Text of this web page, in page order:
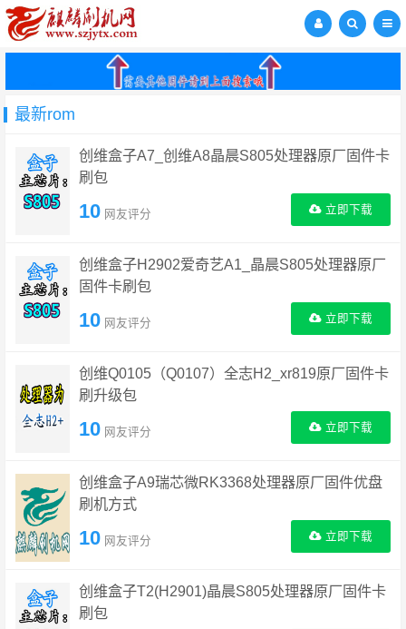
最新rom
创维盒子A7_创维A8晶晨S805处理器原厂固件卡
刷包
10 网友评分 立即下载
创维盒子H2902爱奇艺A1_晶晨S805处理器原厂
固件卡刷包
10 网友评分 立即下载
创维Q0105（Q0107）全志H2_xr819原厂固件卡
刷升级包
10 网友评分 立即下载
创维盒子A9瑞芯微RK3368处理器原厂固件优盘
刷机方式
10 网友评分 立即下载
创维盒子T2(H2901)晶晨S805处理器原厂固件卡
刷包